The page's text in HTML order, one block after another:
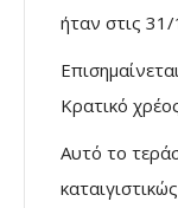
ήταν στις
Κρατικό
Αυτό το